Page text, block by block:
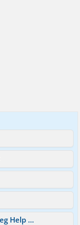
Keine Freunde, Familie, kein Ausweg Help me!